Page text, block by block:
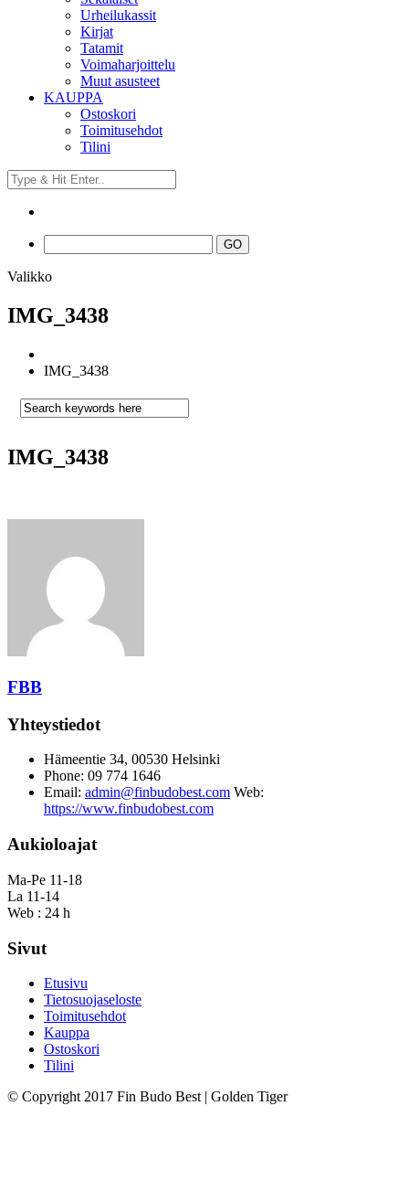
Urheilukassit
Kirjat
Tatamit
Voimaharjoittelu
Muut asusteet
KAUPPA
Ostoskori
Toimitusehdot
Tilini
Valikko
IMG_3438
IMG_3438
IMG_3438
FBB
Yhteystiedot
Hämeentie 34, 00530 Helsinki
Phone: 09 774 1646
Email: admin@finbudobest.com Web:
https://www.finbudobest.com
Aukioloajat
Ma-Pe 11-18
La 11-14
Web : 24 h
Sivut
Etusivu
Tietosuojaseloste
Toimitusehdot
Kauppa
Ostoskori
Tilini
© Copyright 2017 Fin Budo Best | Golden Tiger